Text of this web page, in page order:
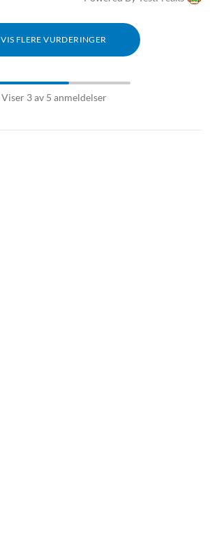
VIS FLERE VURDERINGER
Viser 3 av 5 anmeldelser